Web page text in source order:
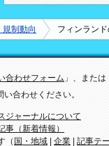
制動向 フィンラン
合わせフォーム 」、または
合わせください。
ジャーナルについて
事（新着情報）
（ 国・地域 | 企業 | 記事テ